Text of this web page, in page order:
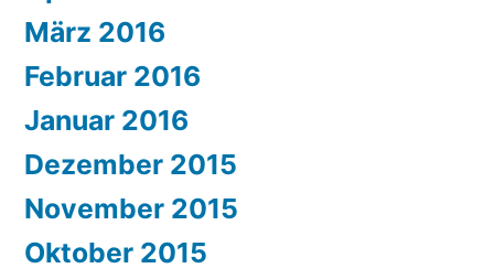
März 2016
Februar 2016
Januar 2016
Dezember 2015
November 2015
Oktober 2015